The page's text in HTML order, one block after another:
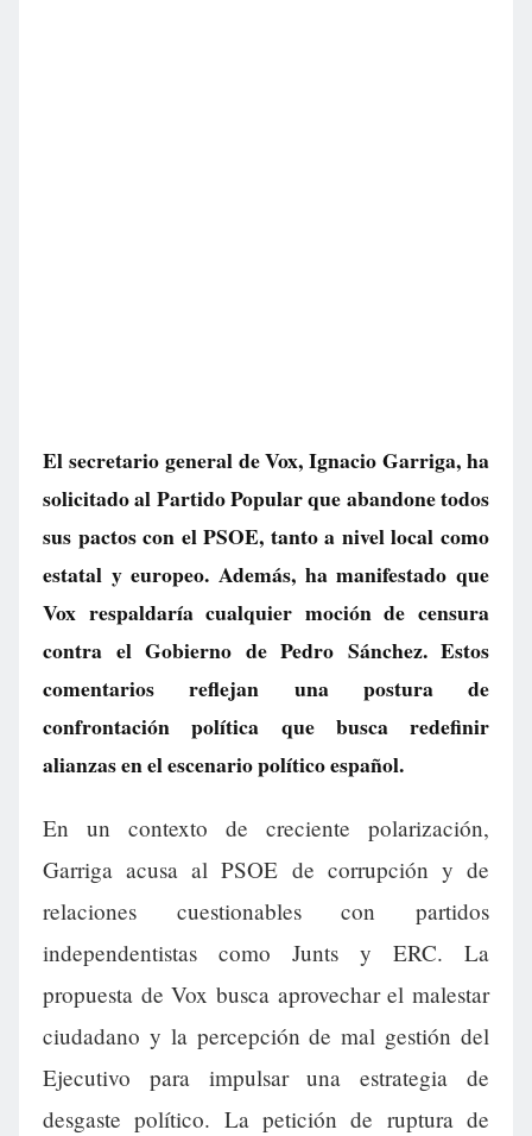
El secretario general de Vox, Ignacio Garriga, ha
solicitado al Partido Popular que abandone todos
sus pactos con el PSOE, tanto a nivel local como
estatal y europeo. Además, ha manifestado que
Vox respaldaría cualquier moción de censura
contra el Gobierno de Pedro Sánchez. Estos
comentarios reflejan una postura de
confrontación política que busca redefinir
alianzas en el escenario político español.
En un contexto de creciente polarización,
Garriga acusa al PSOE de corrupción y de
relaciones cuestionables con partidos
independentistas como Junts y ERC. La
propuesta de Vox busca aprovechar el malestar
ciudadano y la percepción de mal gestión del
Ejecutivo para impulsar una estrategia de
desgaste político. La petición de ruptura de